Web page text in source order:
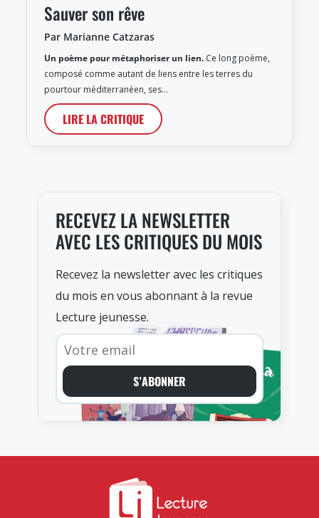
Sauver son rêve
Par Marianne Catzaras
Un poème pour métaphoriser un lien. Ce long poème,
composé comme autant de liens entre les terres du
pourtour méditerranéen, ses…
LIRE LA CRITIQUE
RECEVEZ LA NEWSLETTER
AVEC LES CRITIQUES DU MOIS
Recevez la newsletter avec les critiques
du mois en vous abonnant à la revue
Lecture jeunesse.
S’ABONNER